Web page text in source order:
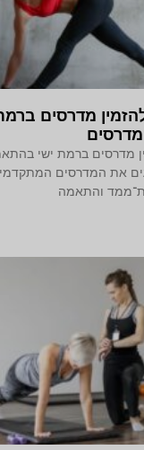
מדרסים
מדרסים ברמת ישי
את המדרסים
והתאמה